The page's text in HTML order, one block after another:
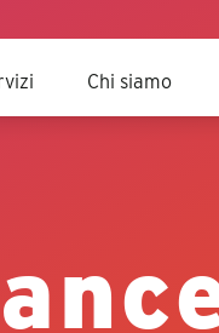
Chi siamo